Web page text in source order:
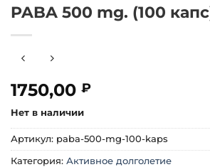
PABA 500 mg. (100
1750,00 ₽
Нет в наличии
Артикул: paba-500-mg-100-kaps
Категория: Активное долголетие